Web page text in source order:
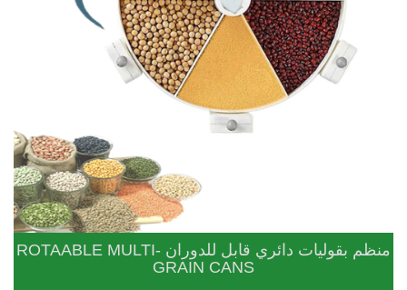
منظم بقوليات دائري قابل للدوران ROTAABLE MULTI-
GRAIN CANS